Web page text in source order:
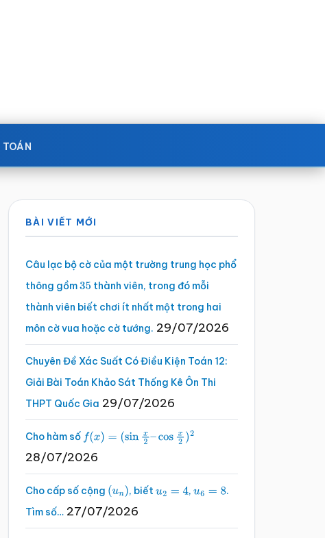
TOÁN
Sidebar
chính
BÀI VIẾT MỚI
Câu lạc bộ cờ của một trường trung học phổ
thông gồm35 thành viên, trong đó mỗi
thành viên biết chơi ít nhất một trong hai
môn cờ vua hoặc cờ tướng. 29/07/2026
Chuyên Đề Xác Suất Có Điều Kiện Toán 12:
Giải Bài Toán Khảo Sát Thống Kê Ôn Thi
THPT Quốc Gia 29/07/2026
Cho hàm số f(x)=(sinx2 –cosx2 )2
28/07/2026
Cho cấp số cộng (un), biếtu2 =4 , u6 =8
.
Tìm số… 27/07/2026